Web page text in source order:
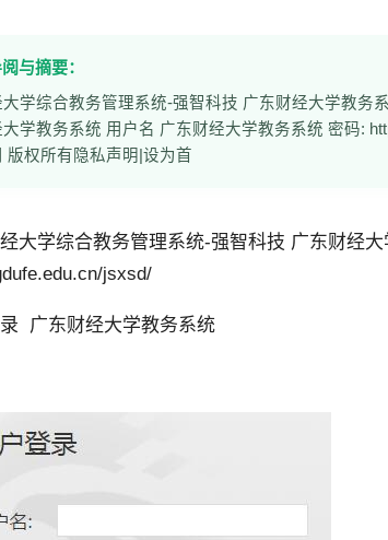
与摘要：
学综合教务管理系统-强智科技 广东财经大学教务
学教务系统 用户名 广东财经大学教务系统 密码:
版权所有隐私声明|设为首
大学综合教务管理系统-强智科技 广东财经大
jsxsd/
广东财经大学教务系统